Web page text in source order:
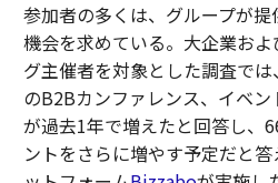
参加者の多くは、グループが提
機会を求めている。大企業お
グ主催者を対象とした調査で
のB2Bカンファレンス、イベ
が過去1年で増えたと回答し、
ントをさらに増やす予定だと